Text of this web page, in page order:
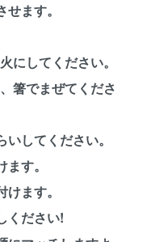
ます。
にしてください。
箸でまぜてくださ
してください。
す。
ます。
ください!